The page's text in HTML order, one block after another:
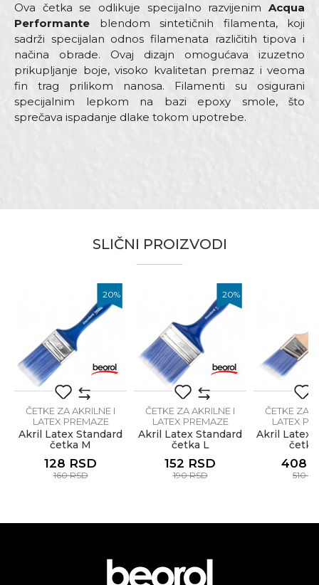
Ova četka se odlikuje specijalno razvijenim Acqua
Performante blendom sintetičnih filamenta, koji
sadrži specijalan odnos filamenata različitih tipova i
načina obrade. Ovaj dizajn omogućava izuzetno
prikupljanje boje, visoko kvalitetan premaz i veoma
fin trag prilikom nanosa. Filamenti su osigurani
specijalnim lepkom na bazi epoxy smole, što
sprečava ispadanje dlake tokom upotrebe.
57mm
Lakireri, Moleri i farbari, Parketari,
Brendovi
Anti-spam zaštita - izračunajte koliko je 4 + 1 :
POŠALJI
SLIČNI PROIZVODI
20%
ČETKE ZA AKRILNE I
LATEX PREMAZE
Akril Latex Standard
četka M
128 RSD
160RSD
20%
ČETKE ZA AKRILNE I
LATEX PREMAZE
Akril Latex Standard
četka L
152 RSD
190RSD
ČETKE ZA
LATEX
Akril Latex
408
510